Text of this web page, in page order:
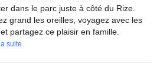
dans le parc juste à côté du Rize.
grand les oreilles, voyagez avec les
partagez ce plaisir en famille.
suite